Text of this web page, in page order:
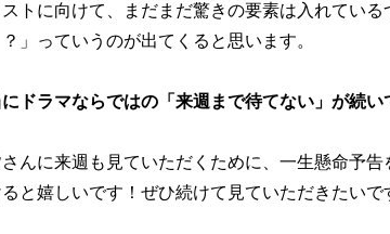
ストに向けて、まだまだ驚きの要素は入れてい
？」っていうのが出てくると思います。
ドラマならではの「来週まで待てない」が続い
さんに来週も見ていただくために、一生懸命予
と嬉しいです！ぜひ続けて見ていただきたいで